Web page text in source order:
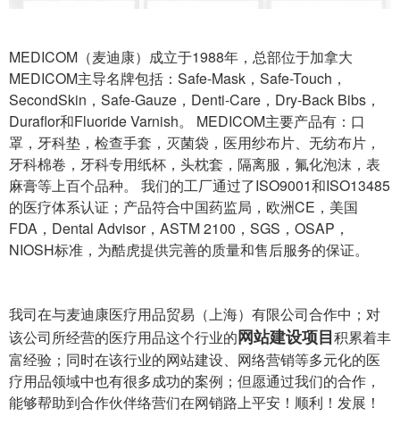
MEDICOM（麦迪康）成立于1988年，总部位于加拿大
MEDICOM主导名牌包括：Safe-Mask，Safe-Touch，
SecondSkin，Safe-Gauze，Denti-Care，Dry-Back Bibs，
Duraflor和Fluoride Varnish。 MEDICOM主要产品有：口
罩，牙科垫，检查手套，灭菌袋，医用纱布片、无纺布片，
牙科棉卷，牙科专用纸杯，头枕套，隔离服，氟化泡沫，表
麻膏等上百个品种。 我们的工厂通过了ISO9001和ISO13485
的医疗体系认证；产品符合中国药监局，欧洲CE，美国
FDA，Dental Advisor，ASTM 2100，SGS，OSAP，
NIOSH标准，为酷虎提供完善的质量和售后服务的保证。
我司在与麦迪康医疗用品贸易（上海）有限公司合作中；对
该公司所经营的医疗用品这个行业的网站建设项目积累着丰
富经验；同时在该行业的网站建设、网络营销等多元化的医
疗用品领域中也有很多成功的案例；但愿通过我们的合作，
能够帮助到合作伙伴络营们在网销路上平安！顺利！发展！